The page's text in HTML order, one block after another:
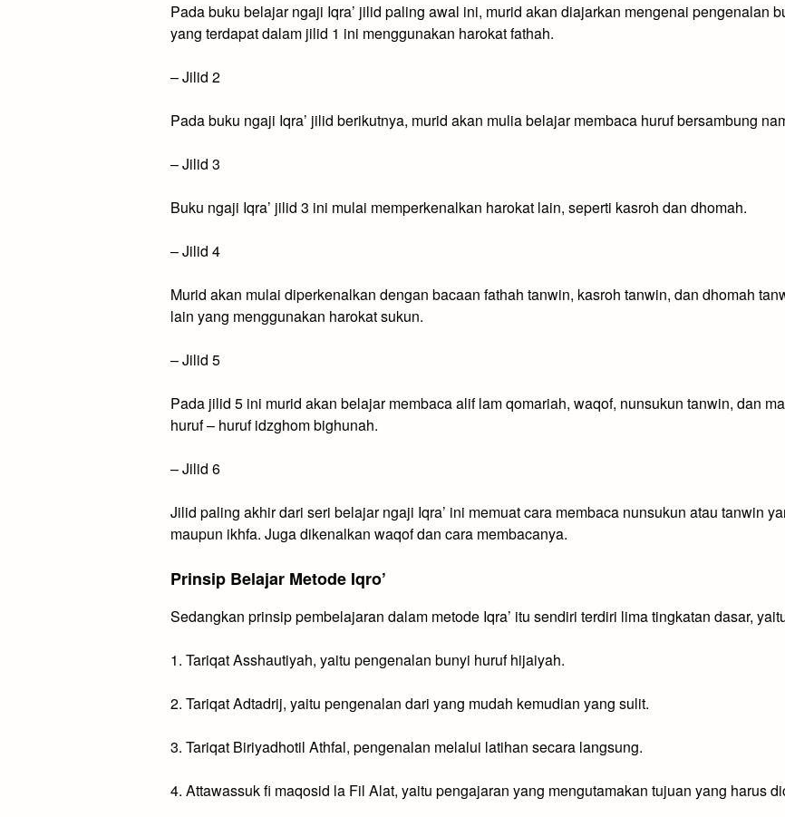
Pada buku belajar ngaji Iqra’ jilid paling awal ini, murid akan diajarkan mengenai pengenalan
yang terdapat dalam jilid 1 ini menggunakan harokat fathah.
–Jilid 2
Pada buku ngaji Iqra’ jilid berikutnya, murid akan mulia belajar membaca huruf bersambung
–Jilid 3
Buku ngaji Iqra’ jilid 3 ini mulai memperkenalkan harokat lain, seperti kasroh dan dhomah.
–Jilid 4
Murid akan mulai diperkenalkan dengan bacaan fathah tanwin, kasroh tanwin, dan dhomah
lain yang menggunakan harokat sukun.
–Jilid 5
Pada jilid 5 ini murid akan belajar membaca alif lam qomariah, waqof, nunsukun tanwin, dan
huruf – huruf idzghom bighunah.
–Jilid 6
Jilid paling akhir dari seri belajar ngaji Iqra’ ini memuat cara membaca nunsukun atau tanwin
maupun ikhfa. Juga dikenalkan waqof dan cara membacanya.
Prinsip Belajar Metode Iqro’
Sedangkan prinsip pembelajaran dalam metode Iqra’ itu sendiri terdiri lima tingkatan dasar,
1. Tariqat Asshautiyah, yaitu pengenalan bunyi huruf hijaiyah.
2. Tariqat Adtadrij, yaitu pengenalan dari yang mudah kemudian yang sulit.
3. Tariqat Biriyadhotil Athfal, pengenalan melalui latihan secara langsung.
4. Attawassuk fi maqosid la Fil Alat, yaitu pengajaran yang mengutamakan tujuan yang harus